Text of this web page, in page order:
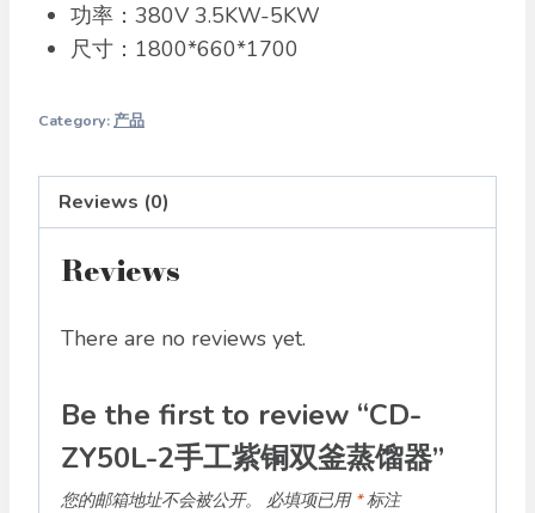
功率：380V 3.5KW-5KW
尺寸：1800*660*1700
Category:产品
Reviews (0)
Reviews
There are no reviews yet.
Be the first to review “CD-
ZY50L-2手工紫铜双釜蒸馏器”
您的邮箱地址不会被公开。 必填项已用 *标注